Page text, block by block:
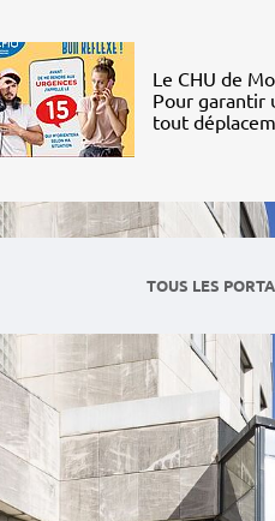
Le CHU de
Pour garantir
tout
TOUS LES